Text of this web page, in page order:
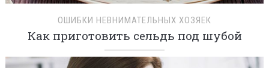
ОШИБКИ НЕВНИМАТЕЛЬНЫХ ХОЗЯЕК
Как приготовить сельдь под шубой